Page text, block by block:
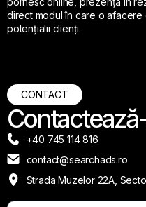
direct modul în care o
potențialii clienți.
CONTACT
+40 745 114 816
contact@searchads.ro
Strada Muzelor 22A,